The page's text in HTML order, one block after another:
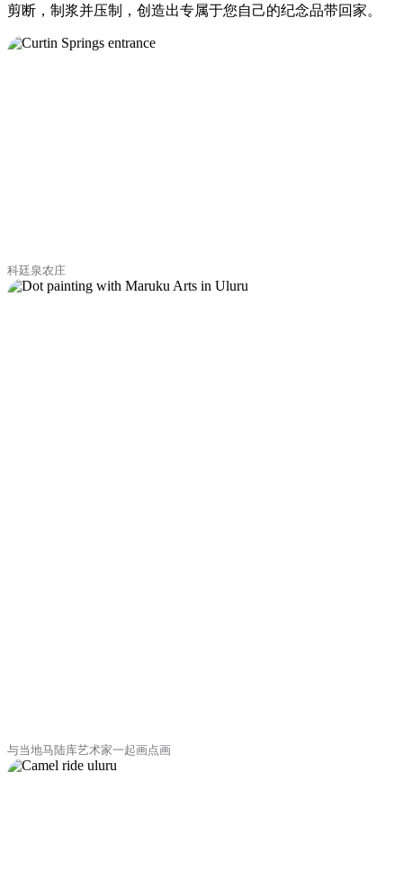
剪断，制浆并压制，创造出专属于您自己的纪念品带回家。
科廷泉农庄
与当地马陆库艺术家一起画点画